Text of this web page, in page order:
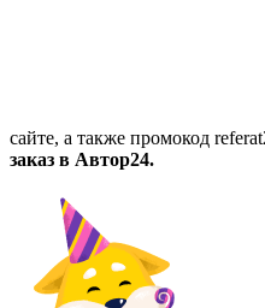
сайте, а также промокод
заказ в Автор24.